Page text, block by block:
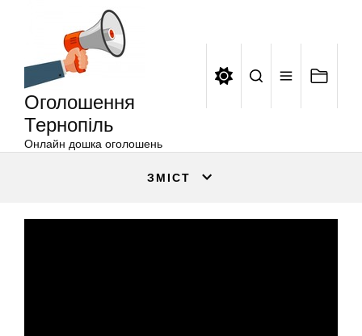
Оголошення
Тернопіль
Онлайн дошка оголошень
ЗМІСТ